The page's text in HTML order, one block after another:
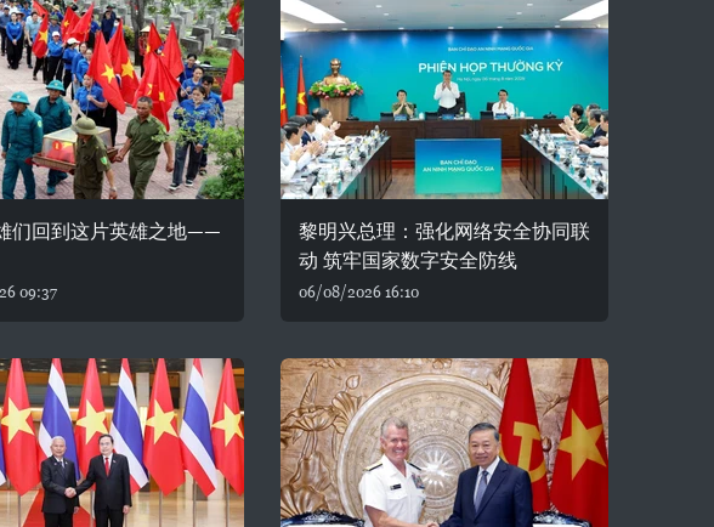
们回到这片英雄之地——
09:37
黎明兴总理：强化网络安全协同联
动 筑牢国家数字安全防线
06/08/2026 16:10